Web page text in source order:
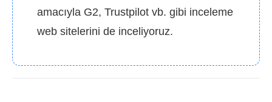
amacıyla G2, Trustpilot vb. gibi inceleme
web sitelerini de inceliyoruz.